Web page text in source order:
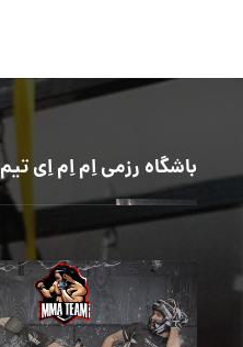
باشگاه رزمی اِم اِم اِی تیم